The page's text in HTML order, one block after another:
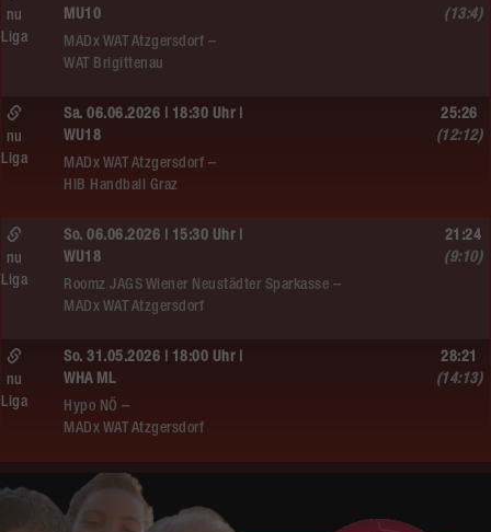
MU10
MADx WAT Atzgersdorf –
WAT Brigittenau
nu
Liga
(13:4)
Sa. 06.06.2026 | 18:30 Uhr |
WU18
MADx WAT Atzgersdorf –
HIB Handball Graz
nu
Liga
25:26
(12:12)
So. 06.06.2026 | 15:30 Uhr |
WU18
Roomz JAGS Wiener Neustädter Sparkasse –
MADx WAT Atzgersdorf
nu
Liga
21:24
(9:10)
So. 31.05.2026 | 18:00 Uhr |
WHA ML
Hypo NÖ –
MADx WAT Atzgersdorf
nu
Liga
28:21
(14:13)